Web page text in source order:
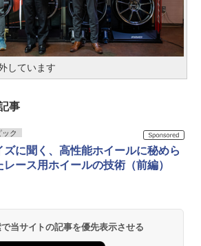
しています
事
ック
ズに聞く、高性能ホイールに秘めら
レース用ホイールの技術（前編）
当サイトの記事を優先表示させる